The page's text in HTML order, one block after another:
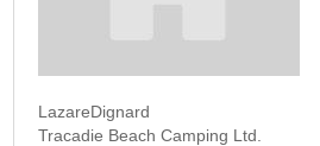
LazareDignard
Tracadie Beach Camping Ltd.